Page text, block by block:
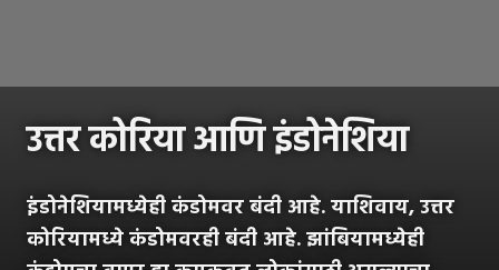
उत्तर कोरिया आणि इंडोनेशिया
इंडोनेशियामध्येही कंडोमवर बंदी आहे. याशिवाय, उत्तर
कोरियामध्ये कंडोमवरही बंदी आहे. झांबियामध्येही